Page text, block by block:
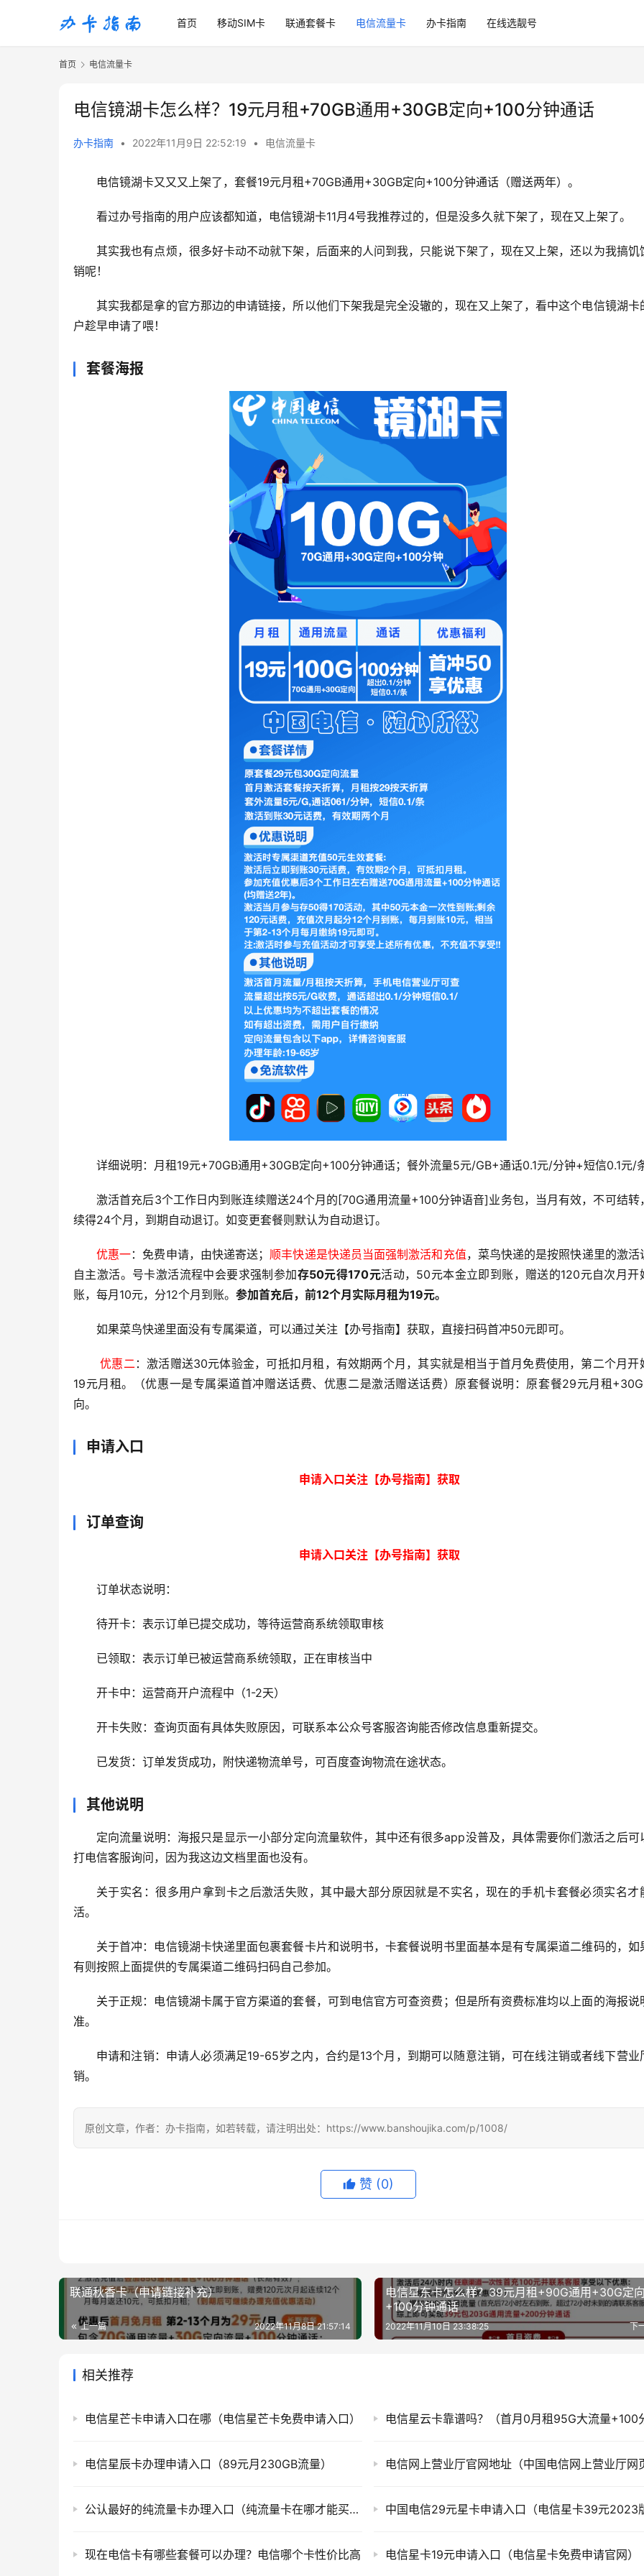
首页 移动SIM卡 联通套餐卡 电信流量卡 办卡指南 在线选靓号
首页 电信流量卡
电信镜湖卡怎么样？19元月租+70GB通用+30GB定向+100分钟通话
办卡指南 • 2022年11月9日 22:52:19 • 电信流量卡
电信镜湖卡又又又上架了，套餐19元月租+70GB通用+30GB定向+100分钟通话（赠送两年）。
看过办号指南的用户应该都知道，电信镜湖卡11月4号我推荐过的，但是没多久就下架了，现在又上架了。
其实我也有点烦，很多好卡动不动就下架，后面来的人问到我，只能说下架了，现在又上架，还以为我搞饥
销呢！
其实我都是拿的官方那边的申请链接，所以他们下架我是完全没辙的，现在又上架了，看中这个电信镜湖卡
户趁早申请了喂！
套餐海报
详细说明：月租19元+70GB通用+30GB定向+100分钟通话；餐外流量5元/GB+通话0.1元/分钟+短信0.1元/条
激活首充后3个工作日内到账连续赠送24个月的[70G通用流量+100分钟语音]业务包，当月有效，不可结转
续得24个月，到期自动退订。如变更套餐则默认为自动退订。
优惠一：免费申请，由快递寄送； 顺丰快递是快递员当面强制激活和充值，菜鸟快递的是按照快递里的激活
自主激活。号卡激活流程中会要求强制参加存50元得170元活动，50元本金立即到账，赠送的120元自次月开
账，每月10元，分12个月到账。 参加首充后，前12个月实际月租为19元。
如果菜鸟快递里面没有专属渠道，可以通过关注【办号指南】获取，直接扫码首冲50元即可。
优惠二：激活赠送30元体验金，可抵扣月租，有效期两个月，其实就是相当于首月免费使用，第二个月开
19元月租。（优惠一是专属渠道首冲赠送话费、优惠二是激活赠送话费）原套餐说明：原套餐29元月租
向。
申请入口
申请入口关注【办号指南】获取
订单查询
申请入口关注【办号指南】获取
订单状态说明：
待开卡：表示订单已提交成功，等待运营商系统领取审核
已领取：表示订单已被运营商系统领取，正在审核当中
开卡中：运营商开户流程中（1-2天）
开卡失败：查询页面有具体失败原因，可联系本公众号客服咨询能否修改信息重新提交。
已发货：订单发货成功，附快递物流单号，可百度查询物流在途状态。
其他说明
定向流量说明：海报只是显示一小部分定向流量软件，其中还有很多app没普及，具体需要你们激活之后可
打电信客服询问，因为我这边文档里面也没有。
关于实名：很多用户拿到卡之后激活失败，其中最大部分原因就是不实名，现在的手机卡套餐必须实名才
活。
关于首冲：电信镜湖卡快递里面包裹套餐卡片和说明书，卡套餐说明书里面基本是有专属渠道二维码的，如
有则按照上面提供的专属渠道二维码扫码自己参加。
关于正规：电信镜湖卡属于官方渠道的套餐，可到电信官方可查资费；但是所有资费标准均以上面的海报说
准。
申请和注销：申请人必须满足19-65岁之内，合约是13个月，到期可以随意注销，可在线注销或者线下营业
销。
原创文章，作者：办卡指南，如若转载，请注明出处：https://www.banshoujika.com/p/1008/
赞 (0)
联通秋香卡（申请链接补充）
上一篇 2022年11月8日 21:57:14
电信星东卡怎么样？39元月租+90G通用+30G定向
+100分钟通话
下
2022年11月10日 23:38:25
相关推荐
电信星芒卡申请入口在哪（电信星芒卡免费申请入口）
电信星辰卡办理申请入口（89元月230GB流量）
公认最好的纯流量卡办理入口（纯流量卡在哪才能买上正规的）
现在电信卡有哪些套餐可以办理？电信哪个卡性价比高 电信星卡19元申请入口（电信星卡免费申请官网）